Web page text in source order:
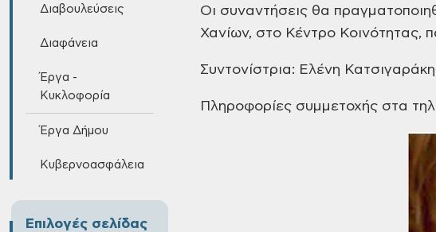
Διαβουλεύσεις
Διαφάνεια
Έργα -
Κυκλοφορία
Έργα Δήμου
Κυβερνοασφάλεια
Επιλογές σελίδας
Οι συναντήσεις θα
Χανίων, στο Κέντρο Κοινότητας,
Συντονίστρια: Ελένη
Πληροφορίες συμμετοχής στα